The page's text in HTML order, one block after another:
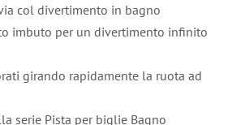
col divertimento in bagno
imbuto per un divertimento infinito
girando rapidamente la ruota ad
serie Pista per biglie Bagno